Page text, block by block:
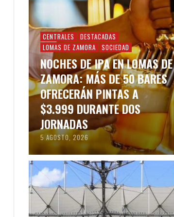
CENTRALES
DESTACADAS
LOMAS DE ZAMORA
SOCIEDAD
NOCHES DE IPA EN LOMAS DE
ZAMORA: MÁS DE 50 BARES
OFRECERÁN PINTAS A
$3.999 DURANTE DOS
JORNADAS
5 AGOSTO, 2026